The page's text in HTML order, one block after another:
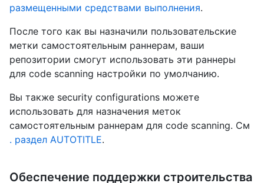
размещенными средствами выполнения.
После того как вы назначили пользовательские
метки самостоятельным раннерам, ваши
репозитории смогут использовать эти раннеры
для code scanning настройки по умолчанию.
Вы также security configurations можете
использовать для назначения меток
самостоятельным раннерам для code scanning. См
. раздел AUTOTITLE.
Обеспечение поддержки строительства